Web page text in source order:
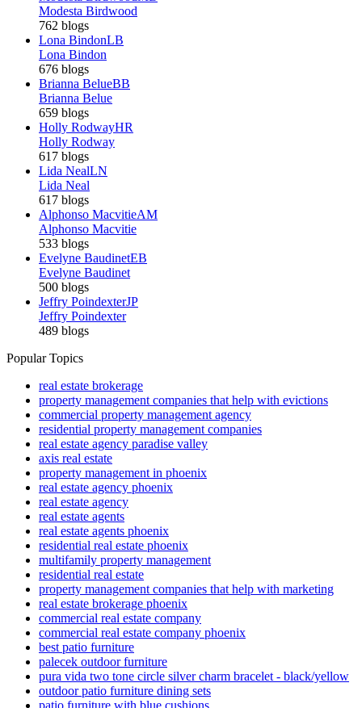
Modesta Birdwood
762 blogs
Lona BindonLB
Lona Bindon
676 blogs
Brianna BelueBB
Brianna Belue
659 blogs
Holly RodwayHR
Holly Rodway
617 blogs
Lida NealLN
Lida Neal
617 blogs
Alphonso MacvitieAM
Alphonso Macvitie
533 blogs
Evelyne BaudinetEB
Evelyne Baudinet
500 blogs
Jeffry PoindexterJP
Jeffry Poindexter
489 blogs
Popular Topics
real estate brokerage
property management companies that help with evictions
commercial property management agency
residential property management companies
real estate agency paradise valley
axis real estate
property management in phoenix
real estate agency phoenix
real estate agency
real estate agents
real estate agents phoenix
residential real estate phoenix
multifamily property management
residential real estate
property management companies that help with marketing
real estate brokerage phoenix
commercial real estate company
commercial real estate company phoenix
best patio furniture
palecek outdoor furniture
pura vida two tone circle silver charm bracelet - black/yellow
outdoor patio furniture dining sets
patio furniture with blue cushions